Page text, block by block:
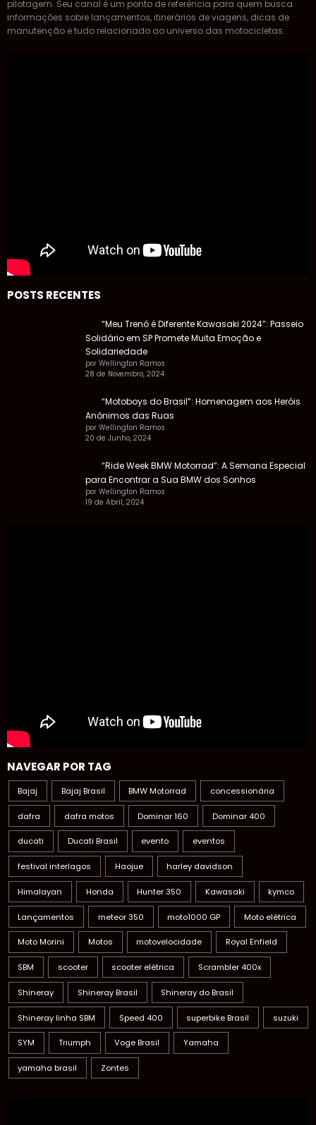
pilotagem. Seu canal é um ponto de referência para quem busca
informações sobre lançamentos, itinerários de viagens, dicas de
manutenção e tudo relacionado ao universo das motocicletas.
POSTS RECENTES
“Meu Trenó é Diferente Kawasaki 2024”: Passeio
Solidário em SP Promete Muita Emoção e
Solidariedade
por Wellington Ramos
28 de Novembro, 2024
“Motoboys do Brasil”: Homenagem aos Heróis
Anônimos das Ruas
por Wellington Ramos
20 de Junho, 2024
“Ride Week BMW Motorrad”: A Semana Especial
para Encontrar a Sua BMW dos Sonhos
por Wellington Ramos
19 de Abril, 2024
NAVEGAR POR TAG
Bajaj Bajaj Brasil BMW Motorrad concessionária
dafra dafra motos Dominar 160 Dominar 400
ducati Ducati Brasil evento eventos
festival interlagos Haojue harley davidson
Himalayan Honda Hunter 350 Kawasaki kymco
Lançamentos meteor 350 moto1000 GP Moto elétrica
Moto Morini Motos motovelocidade Royal Enfield
SBM scooter scooter elétrica Scrambler 400x
Shineray Shineray Brasil Shineray do Brasil
Shineray linha SBM Speed 400 superbike Brasil suzuki
SYM Triumph Voge Brasil Yamaha
yamaha brasil Zontes